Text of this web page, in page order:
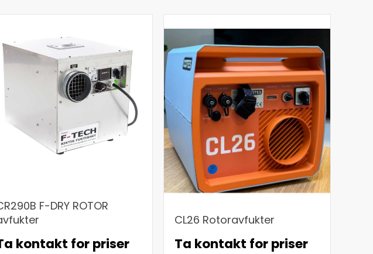
F-DRY ROTOR
kontakt for priser
CL26 Rotoravfukter
Ta kontakt for priser